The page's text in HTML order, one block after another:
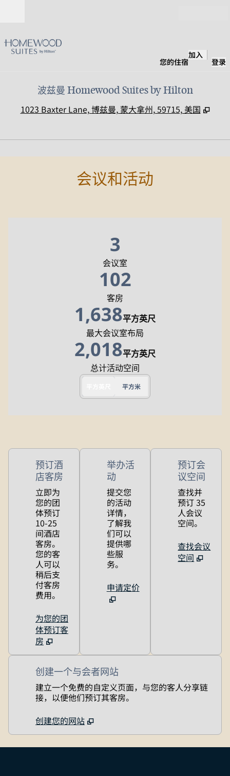
您的住宿
加入
登录
波兹曼 Homewood Suites by Hilton
1023 Baxter Lane, 博兹曼, 蒙大拿州, 59715, 美国 ,
1/3
会议和活动
3
会议室
102
客房
1,638平方英尺
平方英尺
最大会议室布局
2,018平方英尺
平方英尺
总计活动空间
平方米
预订酒
店客房
立即为
您的团
体预订
10-25
间酒店
客房。
您的客
人可以
稍后支
付客房
费用。
为您的团
体预订客
房
举办活
动
提交您
的活动
详情，
了解我
们可以
提供哪
些服
务。
申请定价
预订会
议空间
查找并
预订 35
人会议
空间。
查找会议
空间
创建一个与会者网站
建立一个免费的自定义页面，与您的客人分享链
接，以便他们预订其客房。
创建您的网站